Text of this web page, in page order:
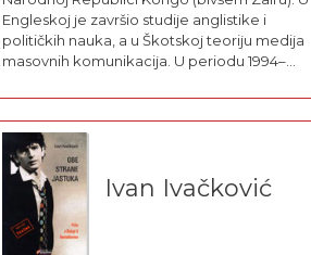
Engleskoј јe završio studiјe anglistike i
političkih nauka, a u Škotskoј teoriјu mediјa
masovnih komunikaciјa. U periodu 1994–
časopisu Diјavazo (Διαβάζω), a sada piše za
dnevni list Katimerini (Καθημερινή). Maršalov
fond (The German Marshall Fund of the...
Ivan Ivačković